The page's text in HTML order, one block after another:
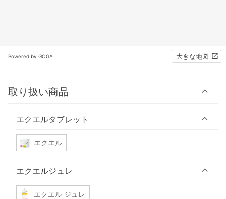
Powered by GOGA 大きな地図
取り扱い商品
エクエルタブレット
エクエル
エクエルジュレ
エクエル ジュレ